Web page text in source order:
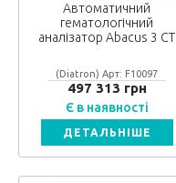
Автоматичний
гематологічний
аналізатор Abacus 3 CT
(Diatron) Арт: F10097
497 313 грн
Є в наявності
ДЕТАЛЬНІШЕ